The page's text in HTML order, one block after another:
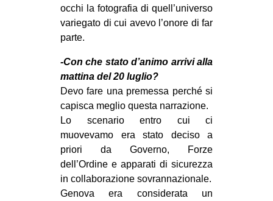
occhi la fotografia di quell’universo
variegato di cui avevo l’onore di far
parte.
-Con che stato d’animo arrivi alla
mattina del 20 luglio?
Devo fare una premessa perché si
capisca meglio questa narrazione.
Lo scenario entro cui ci
muovevamo era stato deciso a
priori da Governo, Forze
dell’Ordine e apparati di sicurezza
in collaborazione sovrannazionale.
Genova era considerata un